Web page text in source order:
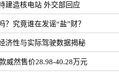
建造核电站 外交部回应
？究竟谁在发谣“盐”财？
济性与实际驾驶数据揭秘
威然售价28.98-40.28万元